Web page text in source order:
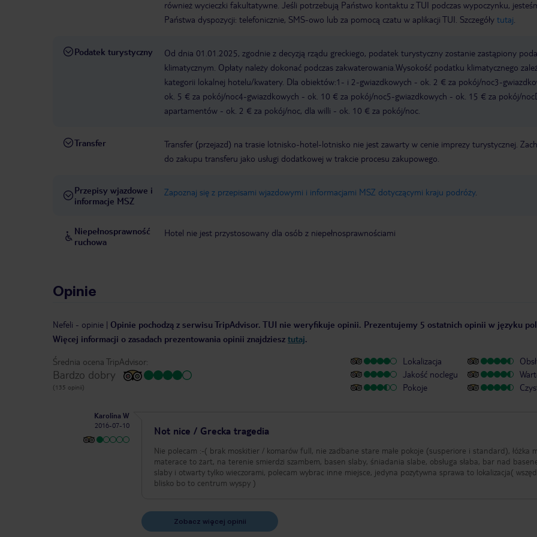
również wycieczki fakultatywne. Jeśli potrzebują Państwo kontaktu z TUI podczas wypoczynku,
Państwa dyspozycji: telefonicznie, SMS-owo lub za pomocą czatu w aplikacji TUI. Szczegóły tutaj
Podatek turystyczny
Od dnia 01.01.2025, zgodnie z decyzją rządu greckiego, podatek turystyczny zostanie zastąpiony
klimatycznym. Opłaty należy dokonać podczas zakwaterowania.Wysokość podatku klimatycznego
kategorii lokalnej hotelu/kwatery. Dla obiektów:1- i 2-gwiazdkowych - ok. 2 € za pokój/noc3-
ok. 5 € za pokój/noc4-gwiazdkowych - ok. 10 € za pokój/noc5-gwiazdkowych - ok. 15 € za pokój/
apartamentów - ok. 2 € za pokój/noc, dla willi - ok. 10 € za pokój/noc.
Transfer
Transfer (przejazd) na trasie lotnisko-hotel-lotnisko nie jest zawarty w cenie imprezy turystycznej.
do zakupu transferu jako usługi dodatkowej w trakcie procesu zakupowego.
Przepisy wjazdowe i
informacje MSZ
Zapoznaj się z przepisami wjazdowymi i informacjami MSZ dotyczącymi kraju podróży.
Niepełnosprawność
ruchowa
Hotel nie jest przystosowany dla osób z niepełnosprawnościami
Opinie
Nefeli - opinie | Opinie pochodzą z serwisu TripAdvisor. TUI nie weryfikuje opinii. Prezentujemy 5 ostatnich opinii w języku
Więcej informacji o zasadach prezentowania opinii znajdziesz tutaj.
Średnia ocena TripAdvisor:
Bardzo dobry
(135 opinii)
Lokalizacja
Jakość noclegu
Pokoje
Karolina W
2016-07-10
Not nice / Grecka tragedia
Nie polecam :-( brak moskitier / komarów full, nie zadbane stare małe pokoje (susperiore i standard), łóżka
materace to żart, na terenie smierdzi szambem, basen slaby, śniadania slabe, obsługa słaba, bar nad
slaby i otwarty tylko wieczorami, polecam wybrac inne miejsce, jedyna pozytywna sprawa to lokalizacja(
blisko bo to centrum wyspy )
Zobacz więcej opinii